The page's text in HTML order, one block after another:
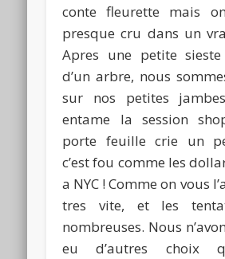
conte fleurette mais
presque cru dans un
Apres une petite
d’un arbre, nous
sur nos petites
entame la session
porte feuille crie un
c’est fou comme les
a NYC ! Comme on vous
tres vite, et les
nombreuses. Nous
eu d’autres choix